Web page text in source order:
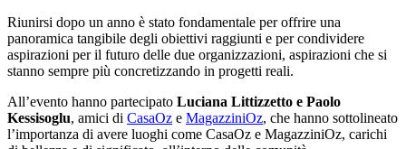
Riunirsi dopo un anno è stato fondamentale per offrire una
panoramica tangibile degli obiettivi raggiunti e per condividere
aspirazioni per il futuro delle due organizzazioni, aspirazioni che si
stanno sempre più concretizzando in progetti reali.
All’evento hanno partecipato Luciana Littizzetto e Paolo
Kessisoglu, amici di CasaOz e MagazziniOz, che hanno sottolineato
l’importanza di avere luoghi come CasaOz e MagazziniOz, carichi